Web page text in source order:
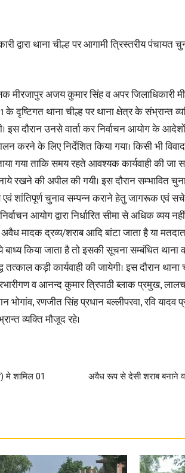
in
द्वारा थाना चील्ह पर आगामी त्रिस्तरीय पंचायत
अजय कुमार सिंह व अपर जिलाधिकारी
के दृष्टिगत थाना चील्ह पर थाना क्षेत्र के संभ्रान्त
इस दौरान उनसे वार्ता कर निर्वाचन आयोग के
करने के लिए निर्देशित किया गया। किसी भी
गया ताकि समय रहते आवश्यक कार्यवाही की जा
रखने की अपील की गयी। इस दौरान सम्भावित
एवं शांतिपूर्ण चुनाव सम्पन्न कराने हेतु जागरूक एवं
आयोग द्वारा निर्धारित सीमा से अधिक व्यय
मादक द्रव्य/शराब आदि बांटा जाता है या
किया जाता है तो इसकी सूचना सम्बंधित थाना
कड़ी कार्यवाही की जायेगी। इस दौरान
व आनन्द कुमार त्रिपाठी ब्लाक प्रमुख,
भोगांव, रणजीत सिंह प्रधान बल्लीपरवा, रवि यादव
व्यक्ति मौजूद रहे।
मे शामिल 01
अवैध रूप से देसी शराब बनाने